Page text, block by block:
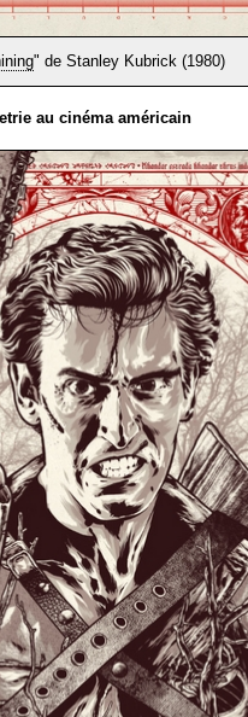
" de Stanley Kubrick (1980)
au cinéma américain